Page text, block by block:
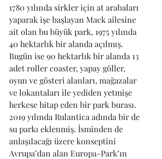
1780 yılında sirkler için at arabaları
yaparak işe başlayan Mack ailesine
ait olan bu büyük park, 1975 yılında
40 hektarlık bir alanda açılmış.
Bugün ise 90 hektarlık bir alanda 13
adet roller coaster, yapay göller,
oyun ve gösteri alanları, mağazalar
ve lokantaları ile yediden yetmişe
herkese hitap eden bir park burası.
2019 yılında Rulantica adında bir de
su parkı eklenmiş. İsminden de
anlaşılacağı üzere konseptini
Avrupa’dan alan Europa-Park’ın